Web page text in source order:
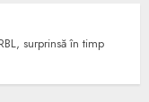
surprinsă în timp